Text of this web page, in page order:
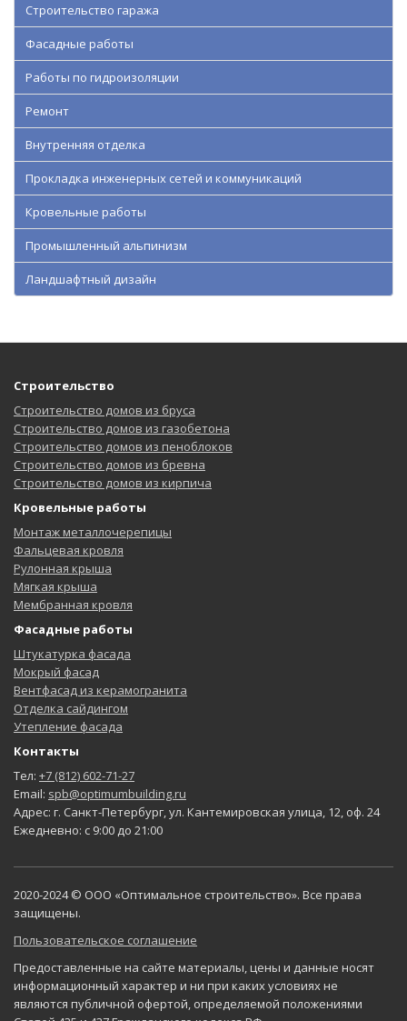
Строительство гаража
Фасадные работы
Работы по гидроизоляции
Ремонт
Внутренняя отделка
Прокладка инженерных сетей и коммуникаций
Кровельные работы
Промышленный альпинизм
Ландшафтный дизайн
Строительство
Строительство домов из бруса
Строительство домов из газобетона
Строительство домов из пеноблоков
Строительство домов из бревна
Строительство домов из кирпича
Кровельные работы
Монтаж металлочерепицы
Фальцевая кровля
Рулонная крыша
Мягкая крыша
Мембранная кровля
Фасадные работы
Штукатурка фасада
Мокрый фасад
Вентфасад из керамогранита
Отделка сайдингом
Утепление фасада
Контакты
Тел: +7 (812) 602-71-27
Email: spb@optimumbuilding.ru
Адрес: г. Санкт-Петербург, ул. Кантемировская улица, 12, оф. 24
Ежедневно: с 9:00 до 21:00
2020-2024 © ООО «Оптимальное строительство». Все права
защищены.
Пользовательское соглашение
Предоставленные на сайте материалы, цены и данные носят
информационный характер и ни при каких условиях не
являются публичной офертой, определяемой положениями